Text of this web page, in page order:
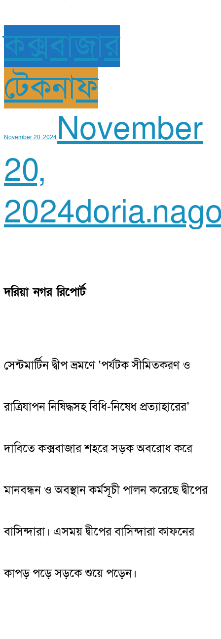
কক্সবাজার
টেকনাফ
November 20, 2024November
20,
2024
দরিয়া নগর রিপোর্ট
সেন্টমার্টিন দ্বীপ ভ্রমণে ‘পর্যটক সীমিতকরণ ও
রাত্রিযাপন নিষিদ্ধসহ বিধি-নিষেধ প্রত্যাহারের’
দাবিতে কক্সবাজার শহরে সড়ক অবরোধ করে
মানবন্ধন ও অবস্থান কর্মসূচী পালন করেছে দ্বীপের
বাসিন্দারা। এসময় দ্বীপের বাসিন্দারা কাফনের
কাপড় পড়ে সড়কে শুয়ে পড়েন।